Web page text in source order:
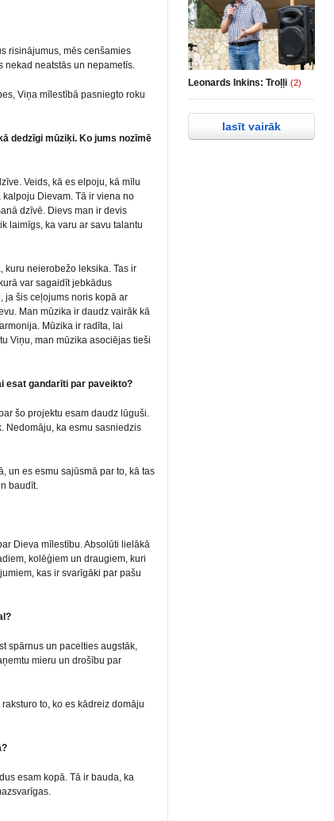
risinājumus, mēs cenšamies
nekad neatstās un nepametīs.
Viņa mīlestībā pasniegto roku
dedzīgi mūziķi. Ko jums nozīmē
Veids, kā es elpoju, kā mīlu
kalpoju Dievam. Tā ir viena no
dzīvē. Dievs man ir devis
laimīgs, ka varu ar savu talantu
kuru neierobežo leksika. Tas ir
var sagaidīt jebkādus
ja šis ceļojums noris kopā ar
Man mūzika ir daudz vairāk kā
Mūzika ir radīta, lai
Viņu, man mūzika asociējas tieši
esat gandarīti par paveikto?
šo projektu esam daudz lūguši.
Nedomāju, ka esmu sasniedzis
un es esmu sajūsmā par to, kā tas
baudīt.
Dieva mīlestību. Absolūti lielākā
kolēģiem un draugiem, kuri
kas ir svarīgāki par pašu
spārnus un pacelties augstāk,
mieru un drošību par
to, ko es kādreiz domāju
esam kopā. Tā ir bauda, ka
Leonards Inkins: Troļļi (2)
lasīt vairāk